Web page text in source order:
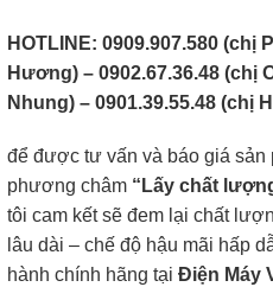
HOTLINE: 0909.907.580 (chị
Hương) – 0902.67.36.48 (chị
Nhung) – 0901.39.55.48 (chị
để được tư vấn và báo giá sản
phương châm “Lấy chất
tôi cam kết sẽ đem lại chất
lâu dài – chế độ hậu mãi hấp
hành chính hãng tại Điện Máy